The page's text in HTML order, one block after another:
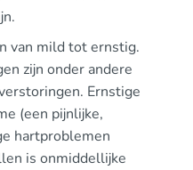
van mild tot ernstig.
zijn onder andere
Ernstige
(een pijnlijke,
hartproblemen
is onmiddellijke